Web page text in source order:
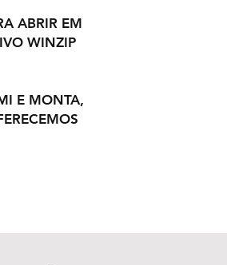
ABRIR EM
WINZIP
E MONTA,